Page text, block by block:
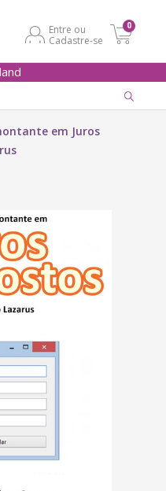
Entre ou
Cadastre-se
0
em Juros